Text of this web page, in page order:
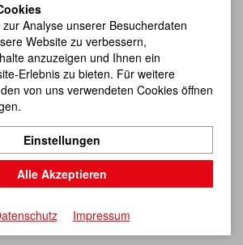
Analyse unserer Besucherdaten
Website zu verbessern,
anzuzeigen und Ihnen ein
Erlebnis zu bieten. Für weitere
von uns verwendeten Cookies öffnen
Einstellungen
Alle Akzeptieren
Impressum